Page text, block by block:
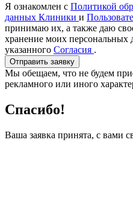
Я ознакомлен с Политикой
данных Клиники и
принимаю их, а также даю
хранение моих персональных
указанного Согласия .
Отправить заявку
Мы обещаем, что не будем
рекламного или иного
Спасибо!
Ваша заявка принята, с вами